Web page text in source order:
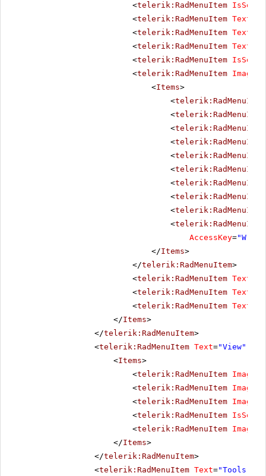
<telerik:RadMenuItem
<telerik:RadMenuItem Text
<telerik:RadMenuItem Text
<telerik:RadMenuItem Text
<telerik:RadMenuItem
<telerik:RadMenuItem
<Items>
<telerik:RadMenuItem
<telerik:RadMenuItem
<telerik:RadMenuItem
<telerik:RadMenuItem
<telerik:RadMenuItem
<telerik:RadMenuItem
<telerik:RadMenuItem
<telerik:RadMenuItem
<telerik:RadMenuItem
<telerik:RadMenuItem
AccessKey="W"
</Items>
</telerik:RadMenuItem>
<telerik:RadMenuItem Text
<telerik:RadMenuItem Text
<telerik:RadMenuItem Text
</Items>
</telerik:RadMenuItem>
<telerik:RadMenuItem Text="View"
<Items>
<telerik:RadMenuItem
<telerik:RadMenuItem
<telerik:RadMenuItem
<telerik:RadMenuItem
<telerik:RadMenuItem
</Items>
</telerik:RadMenuItem>
<telerik:RadMenuItem Text="Tools"